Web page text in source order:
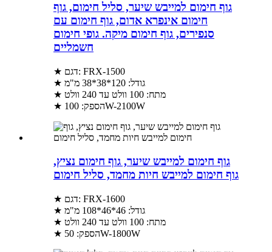
גוף חימום למייבש שיער, סליל חימום, גוף
חימום אינפרא אדום, גוף חימום עם
סנפירים, גוף חימום מיקה. גופי חימום
חשמליים
★ דגם: FRX-1500
★ גודל: 120*38*38 מ"מ
★ מתח: 100 וולט עד 240 וולט
★ הספק: 100W-2100W
גוף חימום למייבש שיער, גוף חימום נציץ,
גוף חימום למייבש חיות מחמד, סליל חימום
★ דגם: FRX-1600
★ גודל: 46*46*108 מ"מ
★ מתח: 100 וולט עד 240 וולט
★ הספק: 50W-1800W